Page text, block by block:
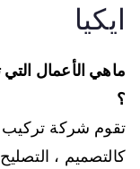
ايكيا
ماهي الأعمال التي
؟
تقوم شركة تركيب
كالتصميم ،